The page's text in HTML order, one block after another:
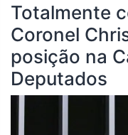
Totalmente
Coronel
posição na
Deputados